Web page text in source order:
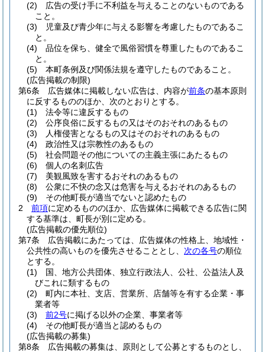
(2)
広告の受け手に不利益を与えることのないものである
こと。
(3)
児童及び青少年に与える影響を考慮したものであるこ
と。
(4)
品位を保ち、健全で風俗習慣を尊重したものであるこ
と。
(5)
本町条例及び関係法規を遵守したものであること。
(広告掲載の制限)
第6条
広告媒体に掲載しない広告は、内容が前条の基本原則
に反するもののほか、次のとおりとする。
(1)
法令等に違反するもの
(2)
公序良俗に反するもの又はそのおそれのあるもの
(3)
人権侵害となるもの又はそのおそれのあるもの
(4)
政治性又は宗教性のあるもの
(5)
社会問題その他についての主義主張にあたるもの
(6)
個人の名刺広告
(7)
美観風致を害するおそれのあるもの
(8)
公衆に不快の念又は危害を与えるおそれのあるもの
(9)
その他町長が適当でないと認めたもの
2
前項に定めるもののほか、広告媒体に掲載できる広告に関
する基準は、町長が別に定める。
(広告掲載の優先順位)
第7条
広告掲載にあたっては、広告媒体の性格上、地域性・
公共性の高いものを優先させることとし、 次の各号の順位
とする。
(1)
国、地方公共団体、独立行政法人、公社、公益法人及
びこれに類するもの
(2)
町内に本社、支店、営業所、店舗等を有する企業・事
業者等
(3)
前2号に掲げる以外の企業、事業者等
(4)
その他町長が適当と認めるもの
(広告掲載の募集)
第8条
広告掲載の募集は、原則として公募とするものとし、